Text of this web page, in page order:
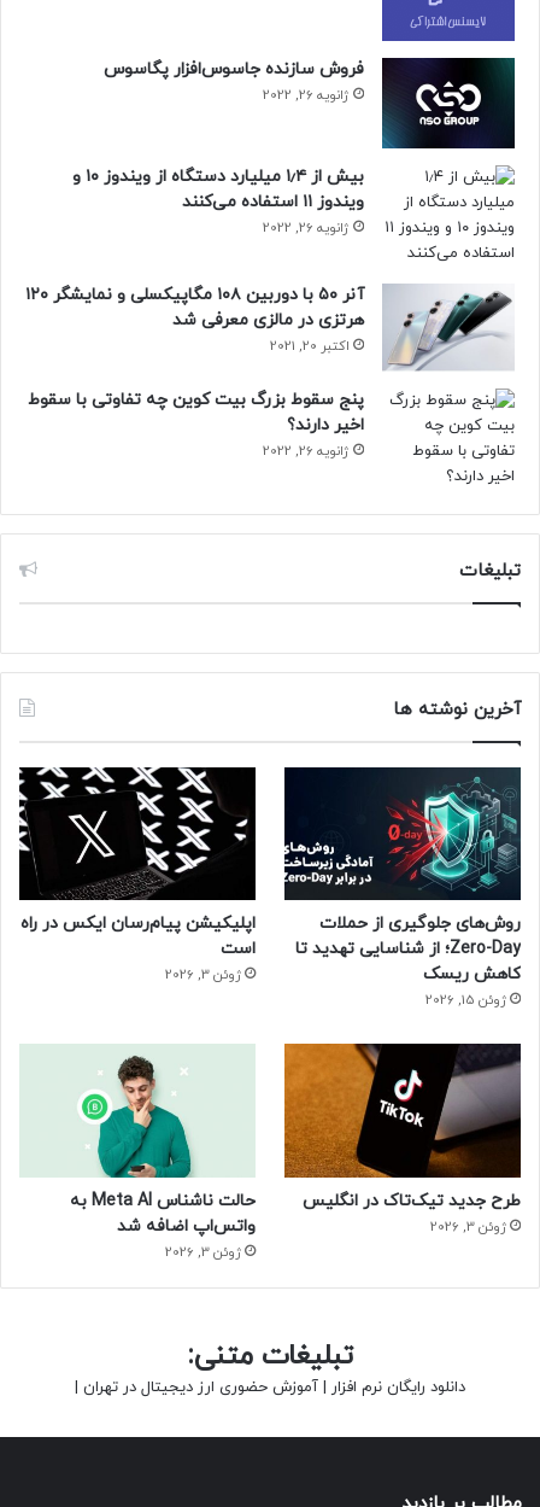
فروش سازنده جاسوس‌افزار پگاسوس
ژانویه 26, 2022
بیش از ۱٫۴ میلیارد دستگاه از ویندوز ۱۰ و
ویندوز ۱۱ استفاده می‌کنند
ژانویه 26, 2022
آنر ۵۰ با دوربین ۱۰۸ مگاپیکسلی و نمایشگر ۱۲۰
هرتزی در مالزی معرفی شد
اکتبر 20, 2021
پنج سقوط بزرگ بیت کوین چه تفاوتی با سقوط
اخیر دارند؟
ژانویه 26, 2022
تبلیغات
آخرین نوشته ها
روش‌های جلوگیری از حملات
Zero-Day؛ از شناسایی تهدید تا
کاهش ریسک
ژوئن 15, 2026
اپلیکیشن پیام‌رسان ایکس در راه
است
ژوئن 3, 2026
طرح جدید تیک‌تاک در انگلیس
ژوئن 3, 2026
حالت ناشناس Meta AI به
واتس‌اپ اضافه شد
ژوئن 3, 2026
تبلیغات متنی:
دانلود رایگان نرم افزار | آموزش حضوری ارز دیجیتال در تهران |